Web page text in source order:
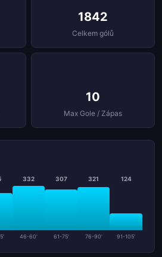
1842
Celkem gólů
10
Max Gole / Zápas
332
46-60'
307
61-75'
321
76-90'
124
91-105'